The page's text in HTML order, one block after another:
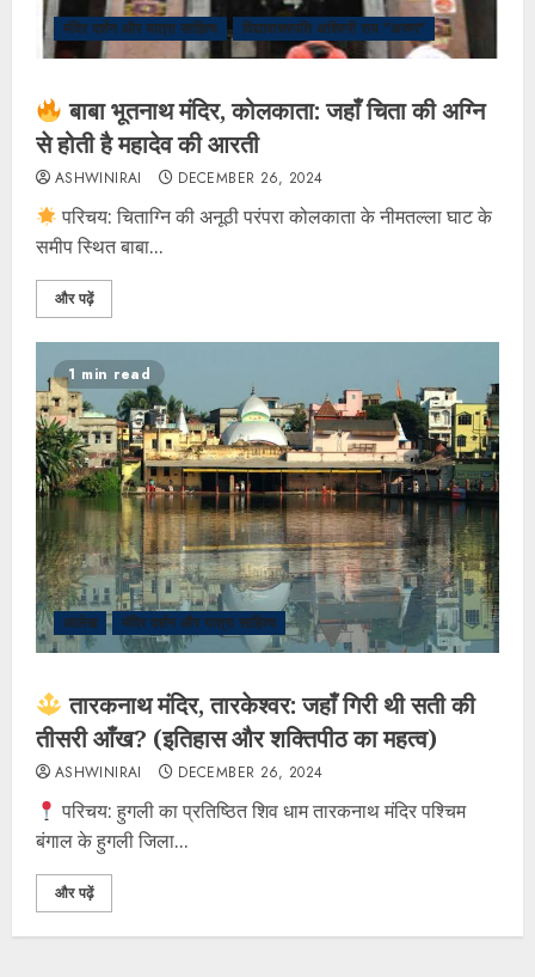
मंदिर दर्शन और यात्रा साहित्य विद्यावाचस्पति अश्विनी राय "अरुण"
बाबा भूतनाथ मंदिर, कोलकाता: जहाँ चिता की अग्नि
से होती है महादेव की आरती
ASHWINIRAI DECEMBER 26, 2024
परिचय: चिताग्नि की अनूठी परंपरा ​कोलकाता के नीमतल्ला घाट के
समीप स्थित बाबा...
और पढ़ें
1 min read
आलेख मंदिर दर्शन और यात्रा साहित्य
तारकनाथ मंदिर, तारकेश्वर: जहाँ गिरी थी सती की
तीसरी आँख? (इतिहास और शक्तिपीठ का महत्व)
ASHWINIRAI DECEMBER 26, 2024
परिचय: हुगली का प्रतिष्ठित शिव धाम ​तारकनाथ मंदिर पश्चिम
बंगाल के हुगली जिला...
और पढ़ें